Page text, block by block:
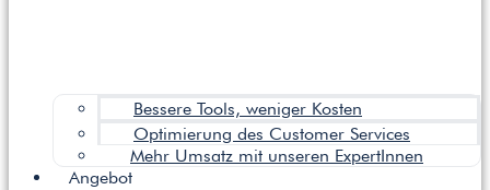
Bessere Tools, weniger Kosten
Optimierung des Customer Services
Mehr Umsatz mit unseren ExpertInnen
Angebot